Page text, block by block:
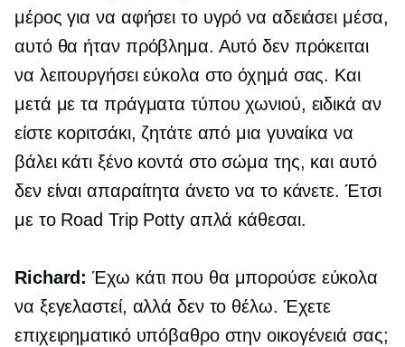
μέρος για να αφήσει το υγρό να αδειάσει μέσα,
αυτό θα ήταν πρόβλημα. Αυτό δεν πρόκειται
να λειτουργήσει εύκολα στο όχημά σας. Και
μετά με τα πράγματα τύπου χωνιού, ειδικά αν
είστε κοριτσάκι, ζητάτε από μια γυναίκα να
βάλει κάτι ξένο κοντά στο σώμα της, και αυτό
δεν είναι απαραίτητα άνετο να το κάνετε. Έτσι
με το Road Trip Potty απλά κάθεσαι.
Richard: Έχω κάτι που θα μπορούσε εύκολα
να ξεγελαστεί, αλλά δεν το θέλω. Έχετε
επιχειρηματικό υπόβαθρο στην οικογένειά σας;